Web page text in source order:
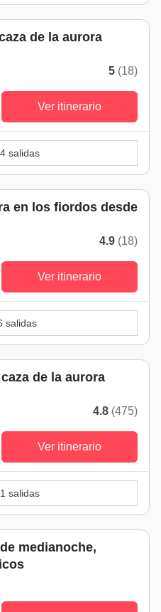
de la aurora
5 (18)
Ver itinerario
salidas
en los fiordos desde
4.9 (18)
Ver itinerario
salidas
de la aurora
4.8 (475)
Ver itinerario
salidas
medianoche,